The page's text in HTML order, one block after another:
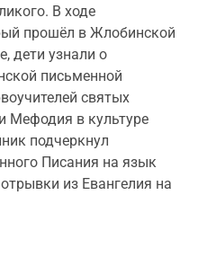
В ходе
прошёл в Жлобинской
дети узнали о
письменной
святых
Мефодия в культуре
подчеркнул
Писания на язык
из Евангелия на